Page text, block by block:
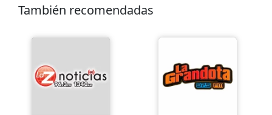
También recomendadas